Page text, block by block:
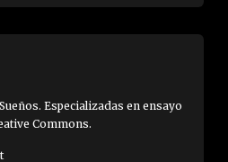
Especializadas en ensayo
Commons.